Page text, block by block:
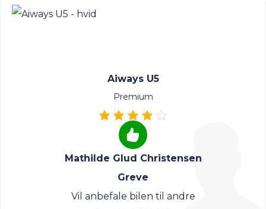
Aiways U5
Premium
Mathilde Glud Christensen
Greve
Vil anbefale bilen til andre